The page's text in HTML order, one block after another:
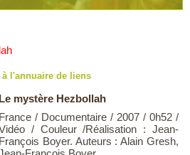
à l'annuaire de liens
Le mystère Hezbollah
France / Documentaire / 2007 / 0h52 /
/ Couleur /Réalisation : Jean-
François Boyer. Auteurs : Alain Gresh,